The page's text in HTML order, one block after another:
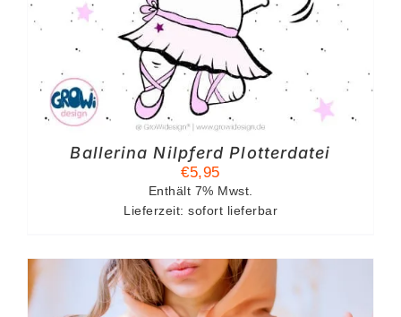
Ballerina Nilpferd Plotterdatei
€5,95
Enthält 7% Mwst.
Lieferzeit: sofort lieferbar